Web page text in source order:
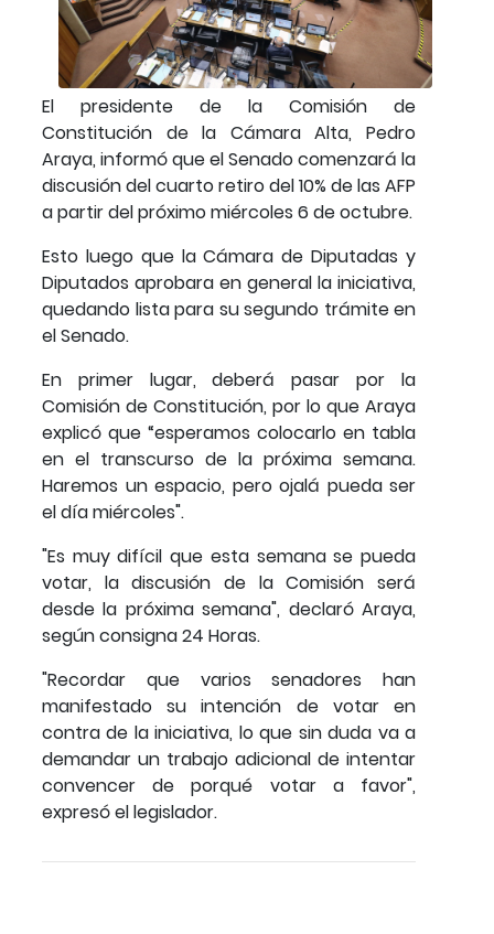
El presidente de la Comisión de
Constitución de la Cámara Alta, Pedro
Araya, informó que el Senado comenzará la
discusión del cuarto retiro del 10% de las AFP
a partir del próximo miércoles 6 de octubre.
Esto luego que la Cámara de Diputadas y
Diputados aprobara en general la iniciativa,
quedando lista para su segundo trámite en
el Senado.
En primer lugar, deberá pasar por la
Comisión de Constitución, por lo que Araya
explicó que “esperamos colocarlo en tabla
en el transcurso de la próxima semana.
Haremos un espacio, pero ojalá pueda ser
el día miércoles".
"Es muy difícil que esta semana se pueda
votar, la discusión de la Comisión será
desde la próxima semana", declaró Araya,
según consigna 24 Horas.
"Recordar que varios senadores han
manifestado su intención de votar en
contra de la iniciativa, lo que sin duda va a
demandar un trabajo adicional de intentar
convencer de porqué votar a favor",
expresó el legislador.